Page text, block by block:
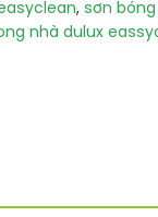
, sơn
nhà dulux